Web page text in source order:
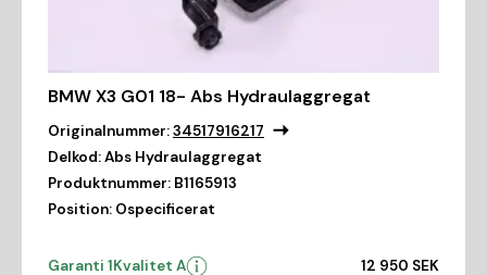
BMW X3 G01 18- Abs Hydraulaggregat
Originalnummer:34517916217
Delkod:Abs Hydraulaggregat
Produktnummer: B1165913
Position: Ospecificerat
Garanti 1Kvalitet A 12 950 SEK